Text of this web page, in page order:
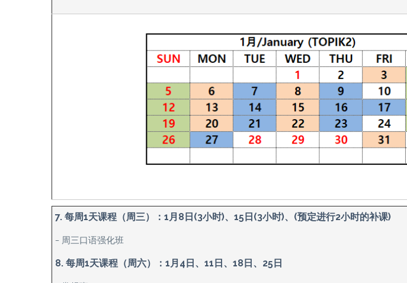
7. 每周1天课程（周三）：1月8日(3小时)、15日(3小时)、(预定进行2小时的补课)
– 周三口语强化班
8. 每周1天课程（周六）：1月4日、11日、18日、25日